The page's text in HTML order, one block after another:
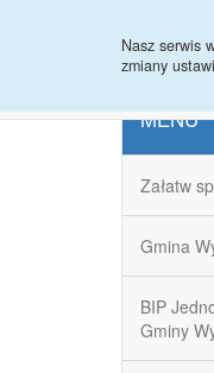
Nasz serwis
zmiany
MENU
Załatw
Gmina
BIP
Gminy